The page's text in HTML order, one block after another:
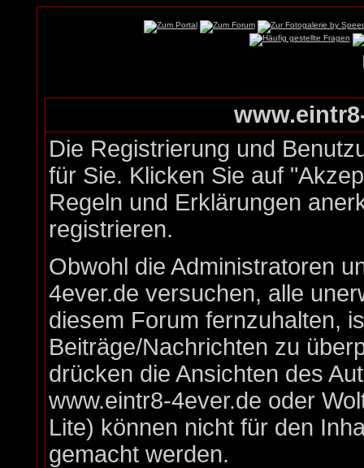
Die Registrierung und
für Sie. Klicken Sie auf
Regeln und Erklärungen
registrieren.
Obwohl die Administratoren
4ever.de versuchen, alle
diesem Forum fernzuhalten,
Beiträge/Nachrichten zu
drücken die Ansichten des
www.eintr8-4ever.de oder
Lite) können nicht für den
gemacht werden.